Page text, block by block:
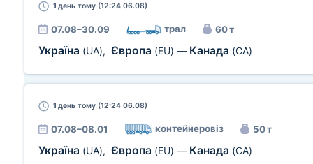
1 день тому (12:24 06.08)
07.08–30.09 трал 60 т
Україна (UA), Європа (EU) — Канада (CA)
1 день тому (12:24 06.08)
07.08–08.01 контейнеровіз 50 т
Україна (UA), Європа (EU) — Канада (CA)